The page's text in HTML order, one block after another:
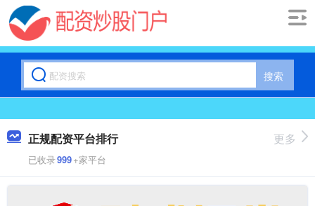
搜索
正规配资平台排行
已收录999+家平台
更多